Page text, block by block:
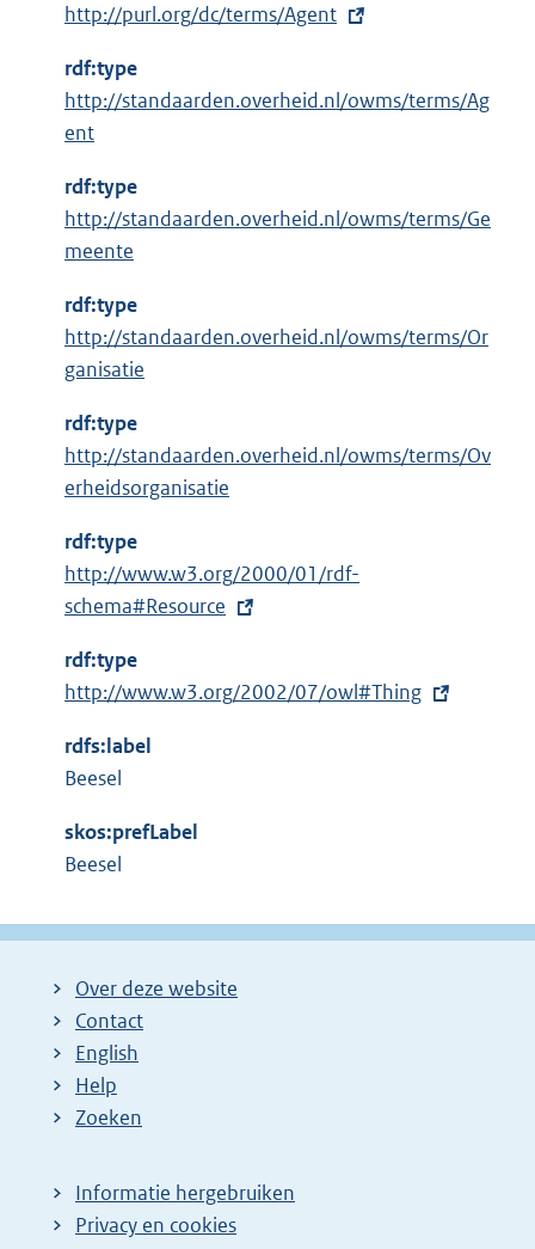
E
t
e
r
e
n
k
:
http://purl.org/dc/terms/Agent
rdf:type
http://standaarden.overheid.nl/owms/terms/Ag
ent
rdf:type
http://standaarden.overheid.nl/owms/terms/Ge
meente
rdf:type
http://standaarden.overheid.nl/owms/terms/Or
ganisatie
rdf:type
http://standaarden.overheid.nl/owms/terms/Ov
erheidsorganisatie
rdf:type
E
x
e
r
e
i
n
:
http://www.w3.org/2000/01/rdf-
schema#Resource
rdf:type
E
t
e
n
l
http://www.w3.org/2002/07/owl#Thing
rdfs:label
Beesel
skos:prefLabel
Beesel
Over deze website
Contact
English
Help
Zoeken
Informatie hergebruiken
Privacy en cookies